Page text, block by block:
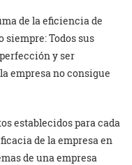
de la eficiencia de
siempre: Todos sus
y ser
empresa no consigue
establecidos para cada
de la empresa en
de una empresa